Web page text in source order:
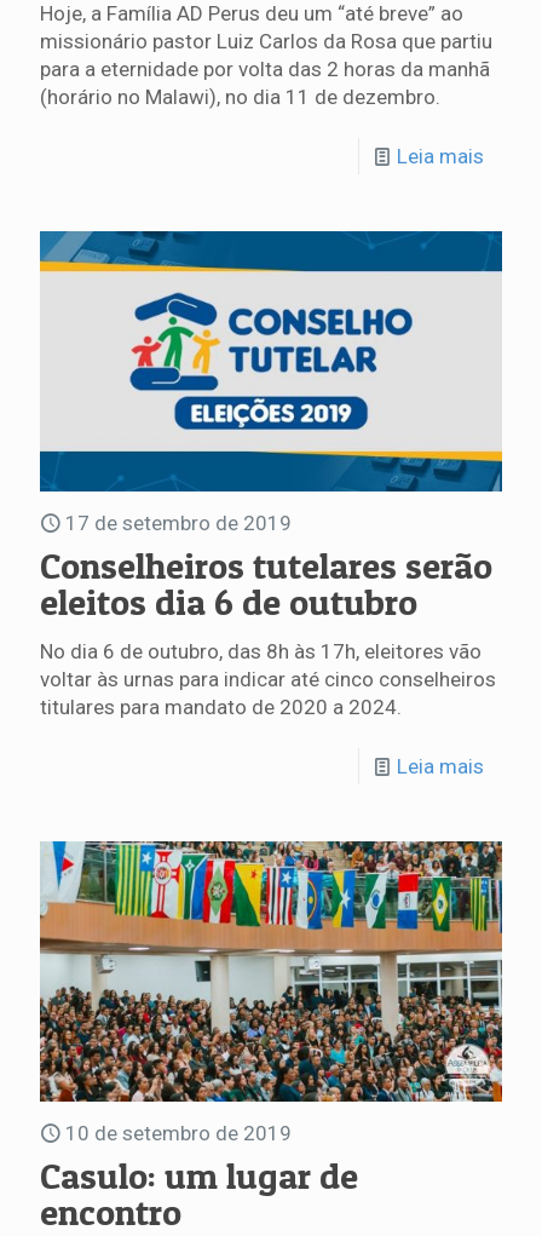
Hoje, a Família AD Perus deu um “até breve” ao
missionário pastor Luiz Carlos da Rosa que partiu
para a eternidade por volta das 2 horas da manhã
(horário no Malawi), no dia 11 de dezembro.
Leia mais
17 de setembro de 2019
Conselheiros tutelares serão
eleitos dia 6 de outubro
No dia 6 de outubro, das 8h às 17h, eleitores vão
voltar às urnas para indicar até cinco conselheiros
titulares para mandato de 2020 a 2024.
Leia mais
10 de setembro de 2019
Casulo: um lugar de
encontro